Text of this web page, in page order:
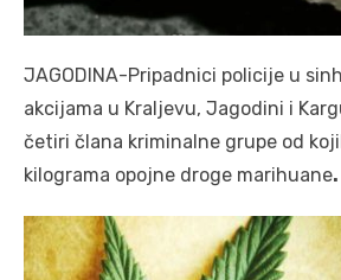
JAGODINA-Pripadnici policije u
akcijama u Kraljevu, Jagodini i
četiri člana kriminalne grupe od
kilograma opojne droge marihuane.